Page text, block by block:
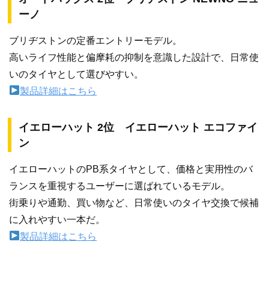
ーノ
ブリヂストンの定番エントリーモデル。
高いライフ性能と偏摩耗の抑制を意識した設計で、日常使
いのタイヤとして選びやすい。
製品詳細はこちら
イエローハット 2位 イエローハット エコファイ
ン
イエローハットのPB系タイヤとして、価格と実用性のバ
ランスを重視するユーザーに選ばれているモデル。
街乗りや通勤、買い物など、日常使いのタイヤ交換で候補
に入れやすい一本だ。
製品詳細はこちら